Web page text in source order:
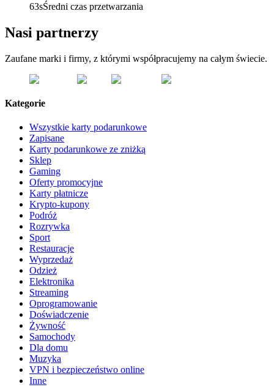
63sŚredni czas przetwarzania
Nasi partnerzy
Zaufane marki i firmy, z którymi współpracujemy na całym świecie.
Kategorie
Wszystkie karty podarunkowe
Zapisane
Karty podarunkowe ze zniżką
Sklep
Gaming
Oferty promocyjne
Karty płatnicze
Krypto-kupony
Podróż
Rozrywka
Sport
Restauracje
Wyprzedaż
Odzież
Elektronika
Streaming
Oprogramowanie
Doświadczenie
Żywność
Samochody
Dla domu
Muzyka
VPN i bezpieczeństwo online
Inne